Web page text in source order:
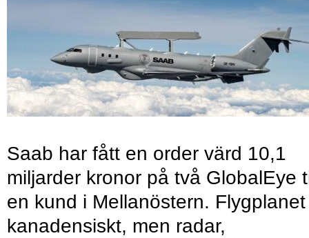
Saab har fått en order värd 10,1
miljarder kronor på två GlobalEye
en kund i Mellanöstern.
kanadensiskt, men radar,